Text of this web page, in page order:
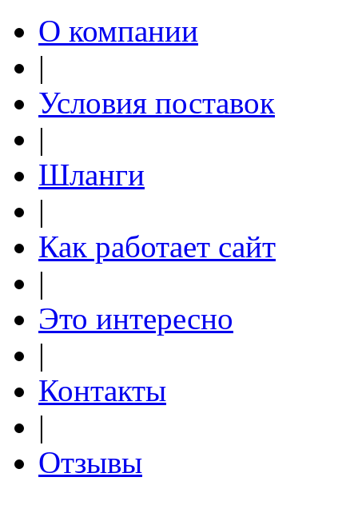
О компании
|
Условия поставок
|
Шланги
|
Как работает сайт
|
Это интересно
|
Контакты
|
Отзывы